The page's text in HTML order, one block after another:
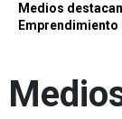
Medios
Emprendimiento